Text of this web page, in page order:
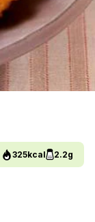
325kcal 2.2g